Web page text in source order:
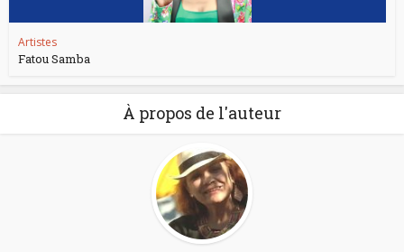
Artistes
Fatou Samba
À propos de l'auteur